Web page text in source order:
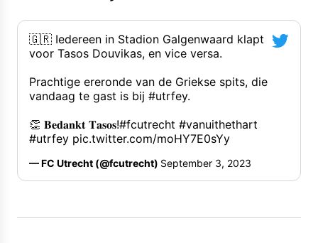
🇬🇷 Iedereen in Stadion Galgenwaard klapt
voor Tasos Douvikas, en vice versa.
Prachtige ereronde van de Griekse spits, die
vandaag te gast is bij #utrfey.
👏 𝐁𝐞𝐝𝐚𝐧𝐤𝐭 𝐓𝐚𝐬𝐨𝐬!#fcutrecht #vanuithethart
#utrfey pic.twitter.com/moHY7E0sYy
— FC Utrecht (@fcutrecht) September 3, 2023